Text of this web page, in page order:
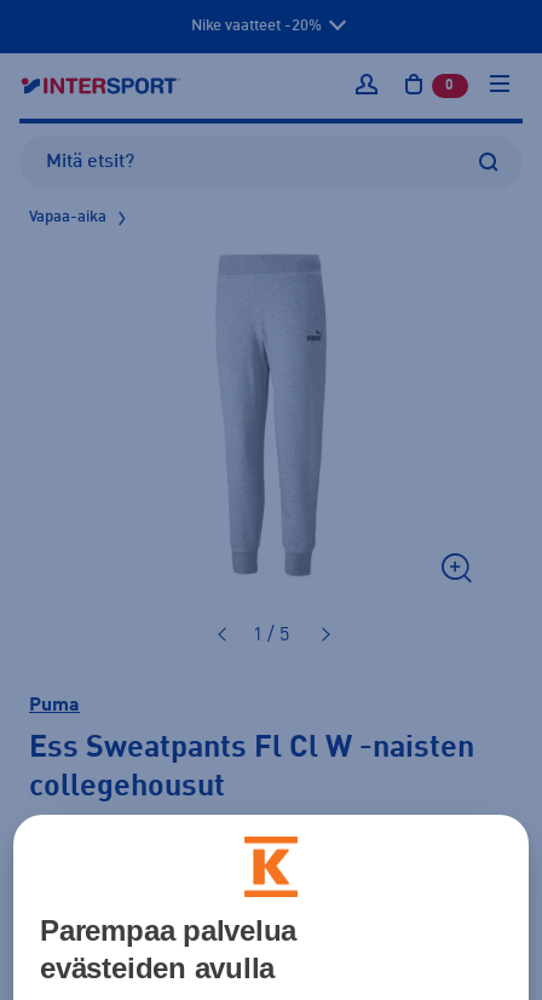
Nike vaatteet -20%
Kirjaudu sisään
0 tuotetta
Vapaa-aika
1 / 5
Puma
Ess Sweatpants Fl Cl W -naisten
collegehousut
30pv alin hinta: 34,99 €
Lisätietoa
Parempaa palvelua
evästeiden avulla